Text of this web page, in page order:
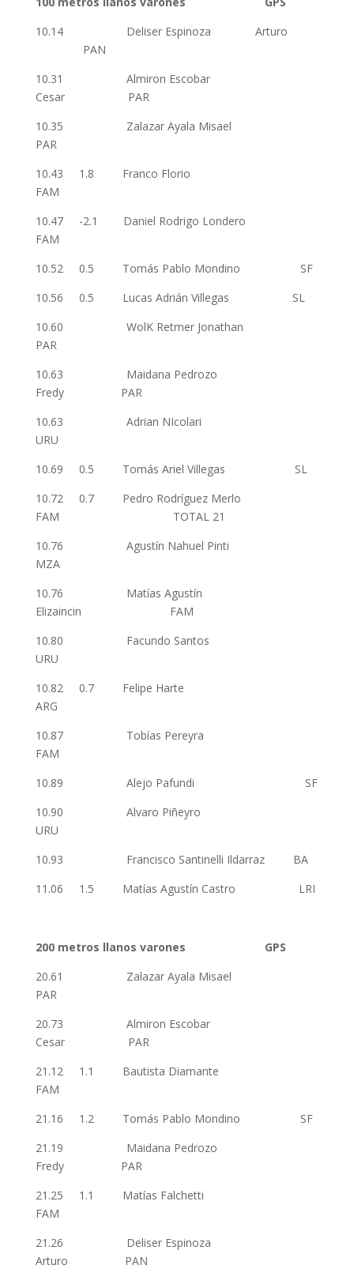
10.14 Deliser Espinoza Arturo
PAN
10.31 Almiron Escobar
Cesar PAR
10.35 Zalazar Ayala Misael
PAR
10.43 1.8 Franco Florio
FAM
10.47 -2.1 Daniel Rodrigo Londero
FAM
10.52 0.5 Tomás Pablo Mondino SF
10.56 0.5 Lucas Adrián Villegas SL
10.60 WolK Retmer Jonathan
PAR
10.63 Maidana Pedrozo
Fredy PAR
10.63 Adrian NIcolari
URU
10.69 0.5 Tomás Ariel Villegas SL
10.72 0.7 Pedro Rodríguez Merlo
FAM TOTAL 21
10.76 Agustín Nahuel Pinti
MZA
10.76 Matías Agustín
Elizaincin FAM
10.80 Facundo Santos
URU
10.82 0.7 Felipe Harte
ARG
10.87 Tobías Pereyra
FAM
10.89 Alejo Pafundi SF
10.90 Alvaro Piñeyro
URU
10.93 Francisco Santinelli Ildarraz BA
11.06 1.5 Matías Agustín Castro LRI
200 metros llanos varones GPS
20.61 Zalazar Ayala Misael
PAR
20.73 Almiron Escobar
Cesar PAR
21.12 1.1 Bautista Diamante
FAM
21.16 1.2 Tomás Pablo Mondino SF
21.19 Maidana Pedrozo
Fredy PAR
21.25 1.1 Matías Falchetti
FAM
21.26 Deliser Espinoza
Arturo PAN